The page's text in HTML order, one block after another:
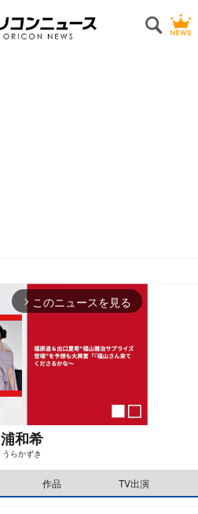
arrow_forward_ios このニュースを見る
M
t
浦和希
うらかずき
作品 TV出演